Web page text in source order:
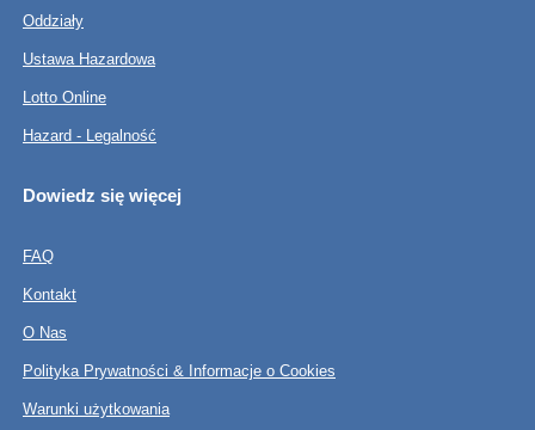
Oddziały
Ustawa Hazardowa
Lotto Online
Hazard - Legalność
Dowiedz się więcej
FAQ
Kontakt
O Nas
Polityka Prywatności & Informacje o Cookies
Warunki użytkowania